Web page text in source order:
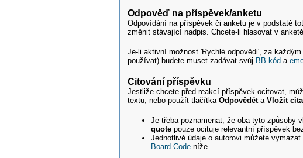
Odpověď na příspěvek/anketu
Odpovídání na příspěvek či anketu je v podstatě
změnit stávající nadpis. Chcete-li hlasovat v
Je-li aktivní možnost 'Rychlé odpovědi', za
používat) budete muset zadávat svůj BB kód a
Citování příspěvku
Jestliže chcete před reakcí příspěvek ocitovat,
textu, nebo použít tlačítkaOdpovědětaVložit
Je třeba poznamenat, že oba tyto způsoby
quote pouze ocituje relevantní příspěvek
Jednotlivé údaje o autorovi můžete
Board Codeníže.